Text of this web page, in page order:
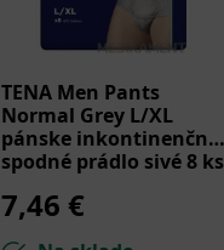
TENA Men Pants
Normal Grey L/XL
pánske inkontinenčné
spodné prádlo sivé 8 ks
7,46 €